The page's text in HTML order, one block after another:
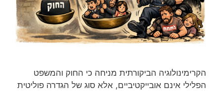
הקרימינולוגיה הביקורתית מניחה כי החוק והמשפט
הפלילי אינם אובייקטיביים, אלא סוג של הגדרה פוליטית